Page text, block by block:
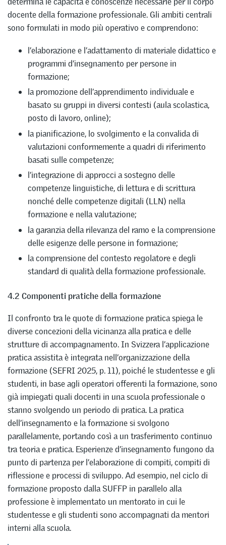
docente della formazione professionale. Gli ambiti centrali
sono formulati in modo più operativo e comprendono:
l’elaborazione e l’adattamento di materiale didattico e
programmi d’insegnamento per persone in
formazione;
la promozione dell’apprendimento individuale e
basato su gruppi in diversi contesti (aula scolastica,
posto di lavoro, online);
la pianificazione, lo svolgimento e la convalida di
valutazioni conformemente a quadri di riferimento
basati sulle competenze;
l’integrazione di approcci a sostegno delle
competenze linguistiche, di lettura e di scrittura
nonché delle competenze digitali (LLN) nella
formazione e nella valutazione;
la garanzia della rilevanza del ramo e la comprensione
delle esigenze delle persone in formazione;
la comprensione del contesto regolatore e degli
standard di qualità della formazione professionale.
4.2 Componenti pratiche della formazione
Il confronto tra le quote di formazione pratica spiega le
diverse concezioni della vicinanza alla pratica e delle
strutture di accompagnamento. In Svizzera l’applicazione
pratica assistita è integrata nell’organizzazione della
formazione (SEFRI 2025, p. 11), poiché le studentesse e gli
studenti, in base agli operatori offerenti la formazione, sono
già impiegati quali docenti in una scuola professionale o
stanno svolgendo un periodo di pratica. La pratica
dell’insegnamento e la formazione si svolgono
parallelamente, portando così a un trasferimento continuo
tra teoria e pratica. Esperienze d’insegnamento fungono da
punto di partenza per l’elaborazione di compiti, compiti di
riflessione e processi di sviluppo. Ad esempio, nel ciclo di
formazione proposto dalla SUFFP in parallelo alla
professione è implementato un mentorato in cui le
studentesse e gli studenti sono accompagnati da mentori
interni alla scuola.